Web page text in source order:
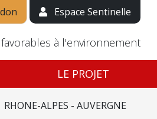
Espace Sentinelle
à l'environnement
LE PROJET
RHONE-ALPES - AUVERGNE